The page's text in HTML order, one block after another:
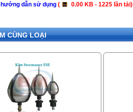
dẫn sử dụng ( 0.00 KB - 1225 lần tải)
CÙNG LOẠI